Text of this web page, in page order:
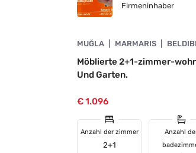
Firmeninhaber
MUĞLA MARMARIS
Möblierte 2+1-zimmer-
Und Garten.
€ 1.096
Anzahl der zimmer
2+1
Anzahl